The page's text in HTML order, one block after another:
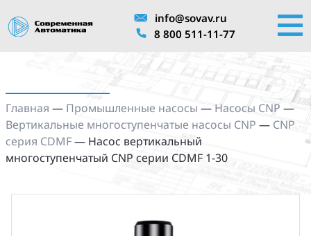
info@sovav.ru
8 800 511-11-77
Главная — Промышленные насосы — Насосы CNP —
Вертикальные многоступенчатые насосы CNP — CNP
серия CDMF— Насос вертикальный
многоступенчатый CNP серии CDMF 1-30